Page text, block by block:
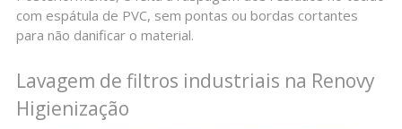
com espátula de PVC, sem pontas ou bordas cortantes
para não danificar o material.
Lavagem de filtros industriais na Renovy
Higienização